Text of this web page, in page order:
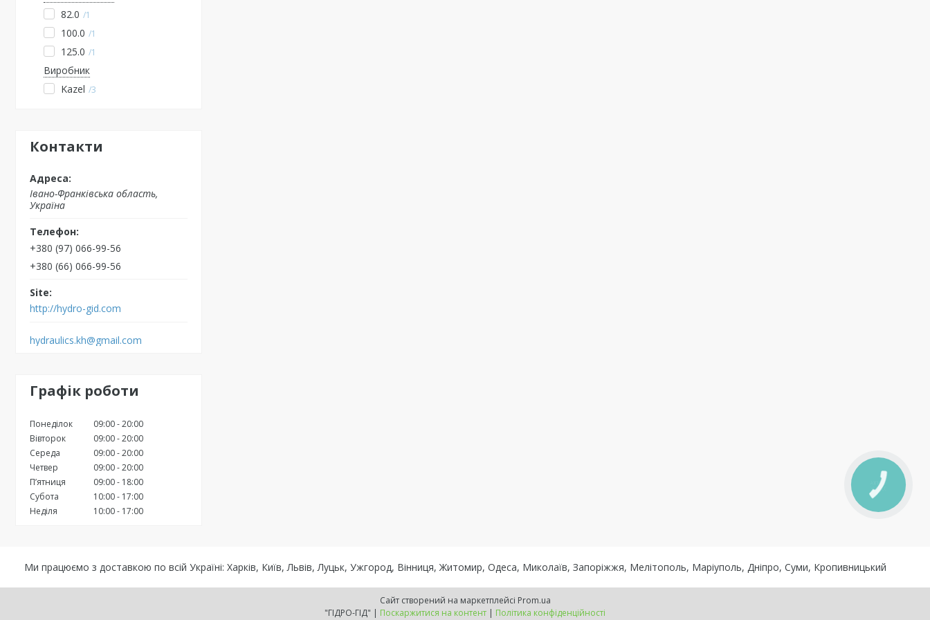
82.0
1
100.0 1
125.0 1
Виробник
Kazel 3
Контакти
Івано-Франківська область,
Україна
+380 (97) 066-99-56
+380 (66) 066-99-56
http://hydro-gid.com
hydraulics.kh@gmail.com
Графік роботи
Понеділок 09:00 20:00
Вівторок
09:00 20:00
Середа
09:00 20:00
Четвер
09:00 20:00
Пʼятниця
09:00
18:00
Субота
10:00
17:00
Неділя
10:00 17:00
Ми працюємо з доставкою по всій Україні: Харків, Київ, Львів, Луцьк, Ужгород, Вінниця, Житомир, Одеса, Миколаїв, Запоріжжя, Мелітополь, Маріуполь, Дніпро, Суми, Кропивницький
Сайт створений на маркетплейсі Prom.ua
"ГІДРО-ГІД" | Поскаржитися на контент | Політика конфіденційності
КНОПКА
ЗВ'ЯЗКУ